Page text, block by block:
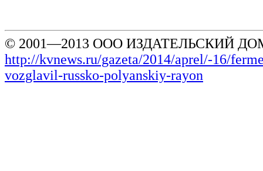
© 2001—2013 ООО ИЗДАТЕЛЬСКИЙ
http://kvnews.ru/gazeta/2014/aprel/-16/
vozglavil-russko-polyanskiy-rayon